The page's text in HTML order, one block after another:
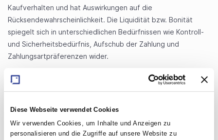
Diese Webseite verwendet Cookies
Wir verwenden Cookies, um Inhalte und Anzeigen zu
personalisieren und die Zugriffe auf unsere Website zu
Kaufverhalten und hat Auswirkungen auf die
Rücksendewahrscheinlichkeit. Die Liquidität bzw. Bonität
spiegelt sich in unterschiedlichen Bedürfnissen wie Kontroll-
und Sicherheitsbedürfnis, Aufschub der Zahlung und
Zahlungsartpräferenzen wider.
Pros
Die Zahlungsart Vorkasse zieht die geringste
Vorkasse bietet dem Verkäufer Sicherheit, da der